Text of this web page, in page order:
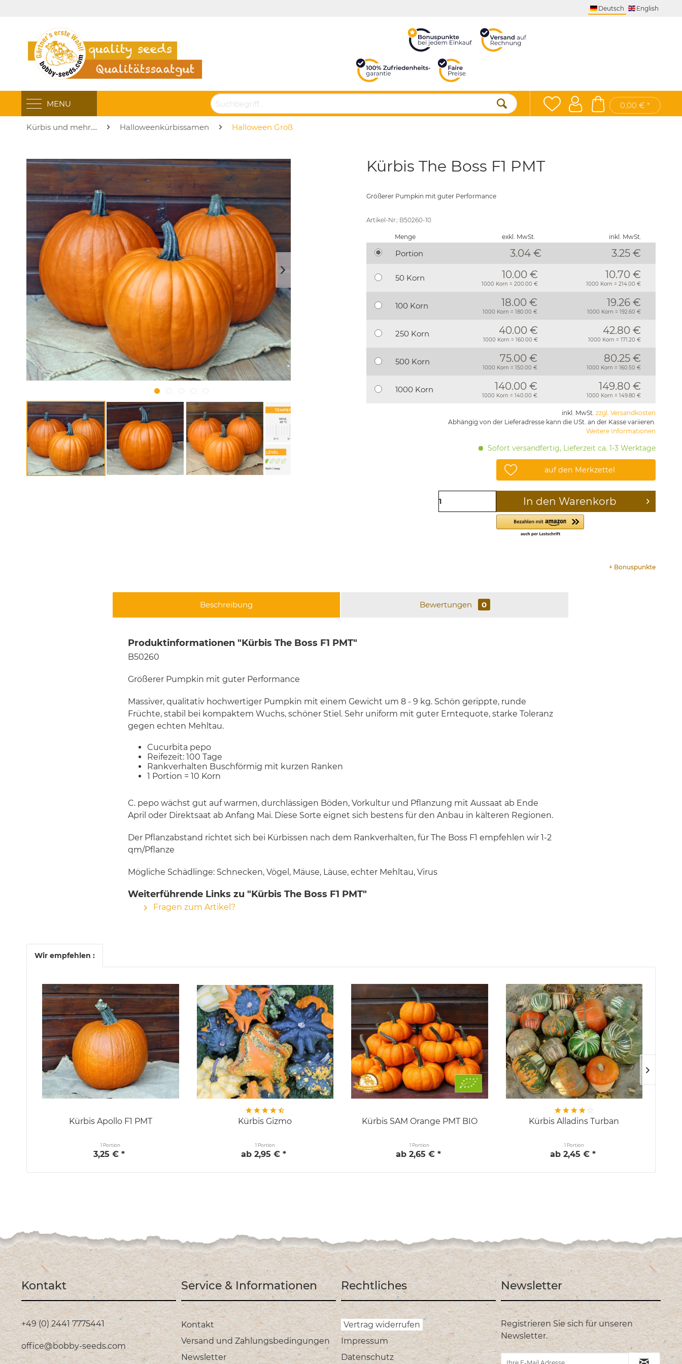
Deutsch English
MENU 0,00 € *
Kürbis und mehr.... Halloweenkürbissamen Halloween Groß
Kürbis The Boss F1 PMT
Größerer Pumpkin mit guter Performance
Artikel-Nr.: B50260-10
Menge exkl. MwSt. inkl. MwSt.
Portion 3.04 € 3.25€
50 Korn 10.00 €
1000 Korn = 200.00 €
10.70 €
1000 Korn = 214.00 €
100 Korn 18.00 €
1000 Korn = 180.00 €
19.26 €
1000 Korn = 192.60 €
250 Korn 40.00 €
1000 Korn = 160.00 €
42.80 €
1000 Korn = 171.20 €
500 Korn 75.00 €
1000 Korn = 150.00 €
80.25 €
1000 Korn = 160.50 €
1000 Korn 140.00 €
1000 Korn = 140.00 €
149.80 €
1000 Korn = 149.80 €
inkl. MwSt. zzgl. Versandkosten
Abhängig von der Lieferadresse kann die USt. an der Kasse variieren.
Weitere Informationen
Sofort versandfertig, Lieferzeit ca. 1-3 Werktage
auf den Merkzettel
In den Warenkorb
+ Bonuspunkte
Beschreibung Bewertungen 0
Produktinformationen "Kürbis The Boss F1 PMT"
B50260
Größerer Pumpkin mit guter Performance
Massiver, qualitativ hochwertiger Pumpkin mit einem Gewicht um 8 - 9 kg. Schön gerippte, runde
Früchte, stabil bei kompaktem Wuchs, schöner Stiel. Sehr uniform mit guter Erntequote, starke Toleranz
gegen echten Mehltau.
Cucurbita pepo
Reifezeit: 100 Tage
Rankverhalten Buschförmig mit kurzen Ranken
1 Portion = 10 Korn
C. pepo wächst gut auf warmen, durchlässigen Böden, Vorkultur und Pflanzung mit Aussaat ab Ende
April oder Direktsaat ab Anfang Mai. Diese Sorte eignet sich bestens für den Anbau in kälteren Regionen.
Der Pflanzabstand richtet sich bei Kürbissen nach dem Rankverhalten, für The Boss F1 empfehlen wir 1-2
qm/Pflanze
Mögliche Schädlinge: Schnecken, Vögel, Mäuse, Läuse, echter Mehltau, Virus
Weiterführende Links zu "Kürbis The Boss F1 PMT"
Fragen zum Artikel?
Wir empfehlen :
Kürbis Apollo F1 PMT
1 Portion
3,25 € *
Kürbis Gizmo
1 Portion
ab 2,95 € *
Kürbis SAM Orange PMT BIO
1 Portion
ab 2,65 € *
Kürbis Alladins Turban
1 Portion
ab 2,45 € *
Kontakt
+49 (0) 2441 7775441
office@bobby-seeds.com
Service & Informationen
Kontakt
Versand und Zahlungsbedingungen
Newsletter
Rechtliches
Vertrag widerrufen
Impressum
Datenschutz
Newsletter
Registrieren Sie sich für unseren
Newsletter.